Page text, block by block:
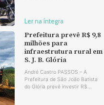
Ler na íntegra
Prefeitura prevê R$ 9,8
milhões para
infraestrutura rural em
S. J. B. Glória
André Castro PASSOS – A
Prefeitura de São João Batista
do Glória prevê investir R$...